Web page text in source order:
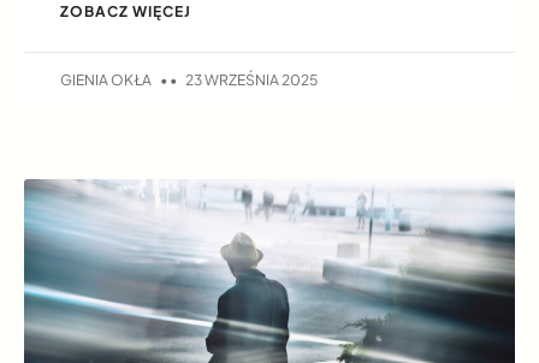
ZOBACZ WIĘCEJ
GIENIA OKŁA 23 WRZEŚNIA 2025